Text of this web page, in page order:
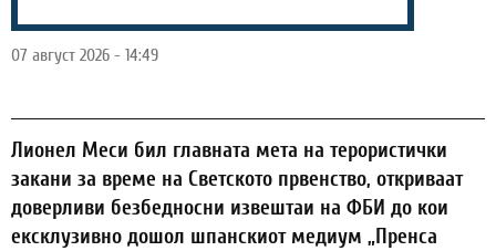
07 август 2026 - 14:49
Лионел Меси бил главната мета на терористички
закани за време на Светското првенство, откриваат
доверливи безбедносни извештаи на ФБИ до кои
ексклузивно дошол шпанскиот медиум „Пренса